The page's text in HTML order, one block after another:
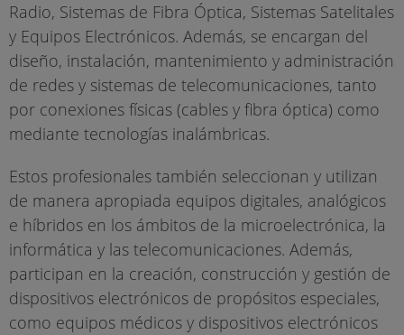
Radio, Sistemas de Fibra Óptica, Sistemas Satelitales
y Equipos Electrónicos. Además, se encargan del
diseño, instalación, mantenimiento y administración
de redes y sistemas de telecomunicaciones, tanto
por conexiones físicas (cables y fibra óptica) como
mediante tecnologías inalámbricas.
Estos profesionales también seleccionan y utilizan
de manera apropiada equipos digitales, analógicos
e híbridos en los ámbitos de la microelectrónica, la
informática y las telecomunicaciones. Además,
participan en la creación, construcción y gestión de
dispositivos electrónicos de propósitos especiales,
como equipos médicos y dispositivos electrónicos